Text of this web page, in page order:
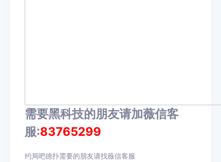
需要黑科技的朋友请加薇信客
服:83765299
约局吧德扑需要的朋友请找薇信客服